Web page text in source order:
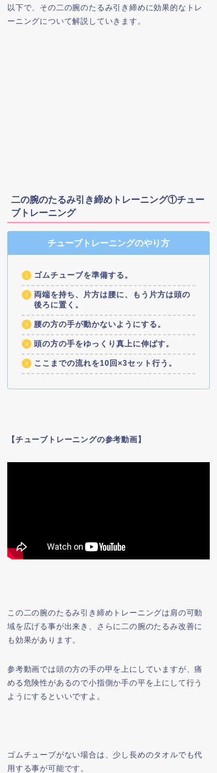
以下で、その二の腕のたるみ引き締めに効果的なトレ
ーニングについて解説していきます。
二の腕のたるみ引き締めトレーニング①チュー
ブトレーニング
チューブトレーニングのやり方
ゴムチューブを準備する。
両端を持ち、片方は腰に、もう片方は頭の
後ろに置く。
腰の方の手が動かないようにする。
頭の方の手をゆっくり真上に伸ばす。
ここまでの流れを10回×3セット行う。
【チューブトレーニングの参考動画】
この二の腕のたるみ引き締めトレーニングは肩の可動
域を広げる事が出来き、さらに二の腕のたるみ改善に
も効果があります。
参考動画では頭の方の手の甲を上にしていますが、痛
める危険性があるので小指側か手の平を上にして行う
ようにするといいですよ。
ゴムチューブがない場合は、少し長めのタオルでも代
用する事が可能です。